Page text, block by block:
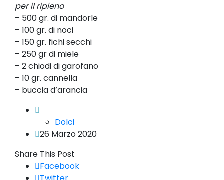
per il ripieno
– 500 gr. di mandorle
– 100 gr. di noci
– 150 gr. fichi secchi
– 250 gr di miele
– 2 chiodi di garofano
– 10 gr. cannella
– buccia d’arancia
Dolci
26 Marzo 2020
Share This Post
Facebook